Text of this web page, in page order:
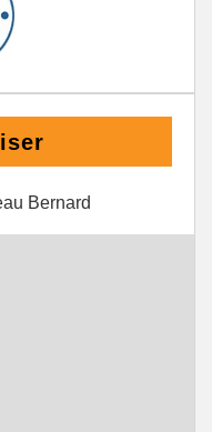
Bernard